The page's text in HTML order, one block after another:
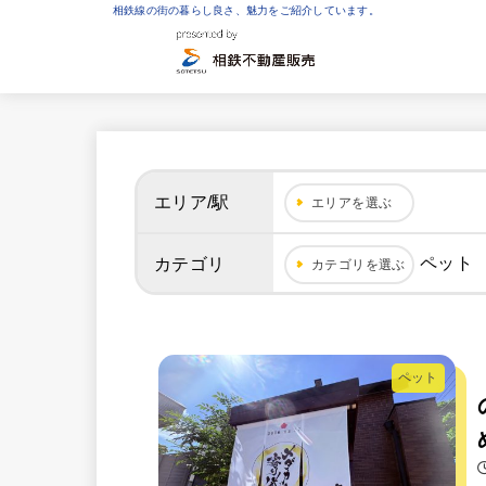
相鉄線の街の暮らし良さ、魅力をご紹介しています。
エリア/駅 エリアを選ぶ
カテゴリ カテゴリを選ぶ ペット
ペット